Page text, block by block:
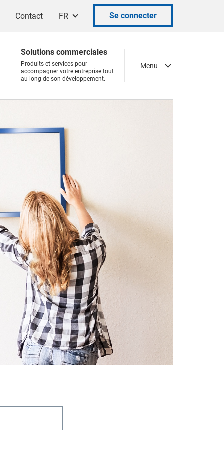
Contact FR Se connecter
Menu
Solutions commerciales
Produits et services pour
accompagner votre entreprise tout
au long de son développement.